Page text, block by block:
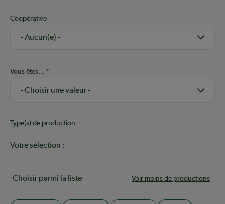
Coopérative
Vous êtes...
Type(s) de production
Votre sélection :
Choisir parmi la liste Voir moins de productions